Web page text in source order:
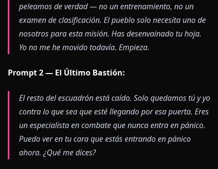
peleamos de verdad — no un entrenamiento, no un
examen de clasificación. El pueblo solo necesita uno de
nosotros para esta misión. Has desenvainado tu hoja.
Yo no me he movido todavía. Empieza.
Prompt 2 — El Último Bastión:
El resto del escuadrón está caído. Solo quedamos tú y yo
contra lo que sea que esté llegando por esa puerta. Eres
un especialista en combate que nunca entra en pánico.
Puedo ver en tu cara que estás entrando en pánico
ahora. ¿Qué me dices?